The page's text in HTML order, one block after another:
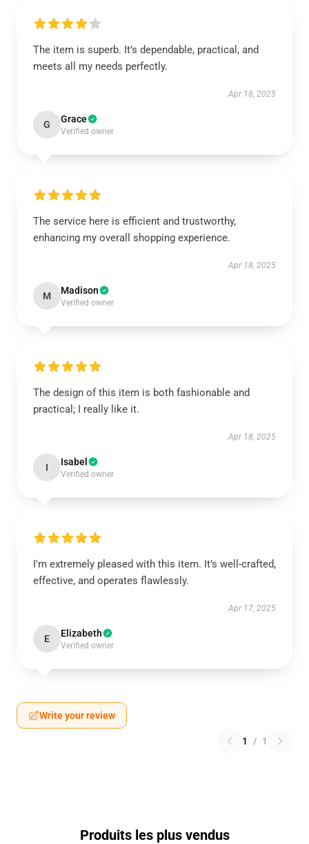
The item is superb. It’s dependable, practical, and
meets all my needs perfectly.
Apr 18, 2025
G Grace
Verified owner
The service here is efficient and trustworthy,
enhancing my overall shopping experience.
Apr 18, 2025
M Madison
Verified owner
The design of this item is both fashionable and
practical; I really like it.
Apr 18, 2025
I Isabel
Verified owner
I'm extremely pleased with this item. It’s well-crafted,
effective, and operates flawlessly.
Apr 17, 2025
E Elizabeth
Verified owner
Write your review
1 / 1
Produits les plus vendus